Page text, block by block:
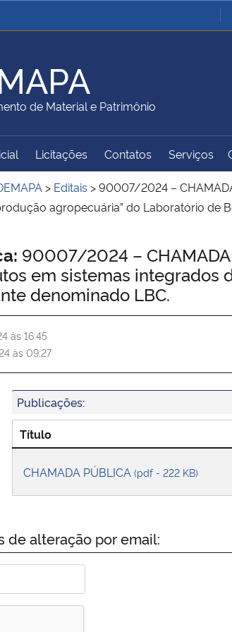
Ministério da Justiça e
Ministério da
Ministério da Educação
Ministério do Turismo
Ministério do
Desenvolvimento
Institucional
de Material e Patrimônio
do SítioLicitações Contatos Serviços
> Editais >90007/2024 –
agropecuária” do Laboratório de
90007/2024 – CHAMADA
em sistemas integrados
denominado LBC.
às 16:45
às 09:27
Publicações:
Título
CHAMADA PÚBLICA (pdf - 222 KB)
de alteração por email: